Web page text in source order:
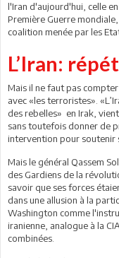
l'Iran d'aujourd'hui, celle
Première Guerre
coalition menée par les
L’Iran:
Mais il ne faut pas
avec «les terroristes».
des rebelles» en Irak,
sans toutefois donner de
intervention pour soutenir
Mais le général Qassem
des Gardiens de la
savoir que ses forces
dans une allusion à la
Washington comme
iranienne, analogue à la
combinées.